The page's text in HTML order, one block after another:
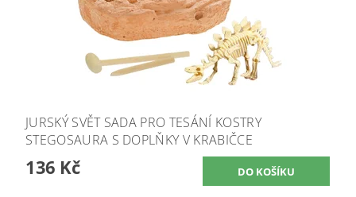
JURSKÝ SVĚT SADA PRO TESÁNÍ KOSTRY
STEGOSAURA S DOPLŇKY V KRABIČCE
136 Kč